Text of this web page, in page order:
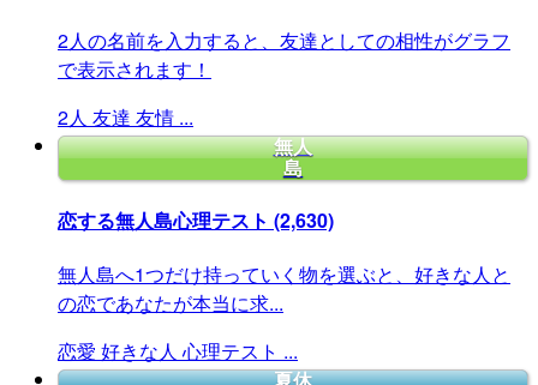
2人の名前を入力すると、友達としての相性がグラフ
で表示されます！
2人 友達 友情 ...
無人
島
恋する無人島心理テスト (2,630)
無人島へ1つだけ持っていく物を選ぶと、好きな人と
の恋であなたが本当に求...
恋愛 好きな人 心理テスト ...